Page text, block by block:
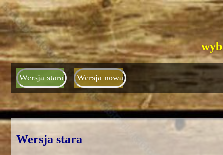
Wersja stara Wersja nowa
Wersja stara